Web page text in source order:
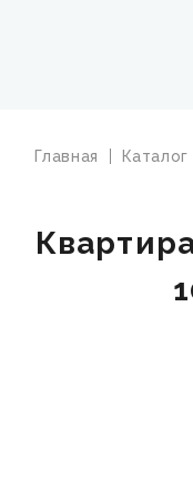
УСЛУГИ
Главная